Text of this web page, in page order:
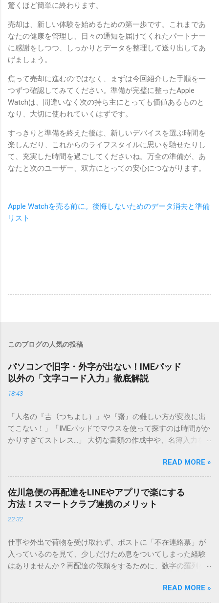
驚くほど簡単に終わります。
売却は、新しい体験を始めるための第一歩です。これまであ
なたの健康を管理し、日々の通知を届けてくれたパートナー
に感謝をしつつ、しっかりとデータを整理して送り出してあ
げましょう。
焦って売却に進むのではなく、まずは今回紹介した手順を一
つずつ確認してみてください。準備が完璧に整ったApple
Watchは、間違いなく次の持ち主にとっても価値あるものと
なり、大切に使われていくはずです。
すっきりと準備を終えた後は、新しいデバイスを選ぶ時間を
楽しんだり、これからのライフスタイルに思いを馳せたりし
て、充実した時間を過ごしてくださいね。万全の準備が、あ
なたと次のユーザー、双方にとっての安心につながります。
Apple Watchを売る前に。後悔しないためのデータ消去と準備
リスト
このブログの人気の投稿
パソコンで旧字・外字が出ない！IMEパッド
以外の「文字コード入力」徹底解説
18:43
「人名の『𠮷（つちよし）』や『齋』の難しい方が変換に出
てこない！」「IMEパッドでマウスを使って探すのは時間がか
かりすぎてストレス…」 大切な書類の作成中や、名簿入力を
てしまいますよね。多くの人が「IMEパッド（手書き入力）」
を使いますが、実はマウスで一画ずつ書くのは非効率です
し、似た漢字が多すぎて結局見つからないことも少なくあり
ません。 そこで今回は、IMEパッドを使わずに、特定のコー
ドを打ち込むだけで一瞬で旧字や外字、特殊記号を呼び出す
「文字コード入力」のテクニックを詳しく解説します。 この
必要はありません。 1. なぜ「変換」しても旧字・外字が出て
こないのか？ そもそも、なぜ普通の変換で出てこない漢字が
あるのでしょうか。その理由は、パソコンが文字を認識する
は、JIS規格（日本産業規格）によって「第1水準」「第2水
READ MORE »
佐川急便の再配達をLINEやアプリで楽にする
方法！スマートクラブ連携のメリット
22:32
仕事や外出で荷物を受け取れず、ポストに「不在連絡票」が
入っているのを見て、少しだけため息をついてしまった経験
はありませんか？再配達の依頼をするために、数字の羅列を
ことに申し訳なさを感じたりすることもあるかもしれませ
ん。 「もっとスムーズに、自分のタイミングで受け取りた
READ MORE »